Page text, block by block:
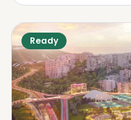
Ready